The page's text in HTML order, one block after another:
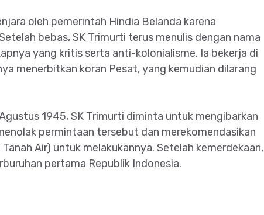
oleh pemerintah Hindia Belanda karena
bebas, SK Trimurti terus menulis dengan nama
yang kritis serta anti-kolonialisme. Ia bekerja di
menerbitkan koran Pesat, yang kemudian dilarang
1945, SK Trimurti diminta untuk mengibarkan
permintaan tersebut dan merekomendasikan
Air) untuk melakukannya. Setelah kemerdekaan,
pertama Republik Indonesia.